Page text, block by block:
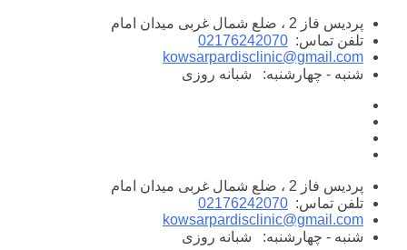
پرش
محتوا
پردیس فاز 2 ، ضلع شمال غربی میدان امام
تلفن تماس: 02176242070
kowsarpardisclinic@gmail.com
شنبه - چهارشنبه:
شبانه روزی
پردیس فاز 2 ، ضلع شمال غربی میدان امام
تلفن تماس: 02176242070
kowsarpardisclinic@gmail.com
شنبه - چهارشنبه:
شبانه روزی